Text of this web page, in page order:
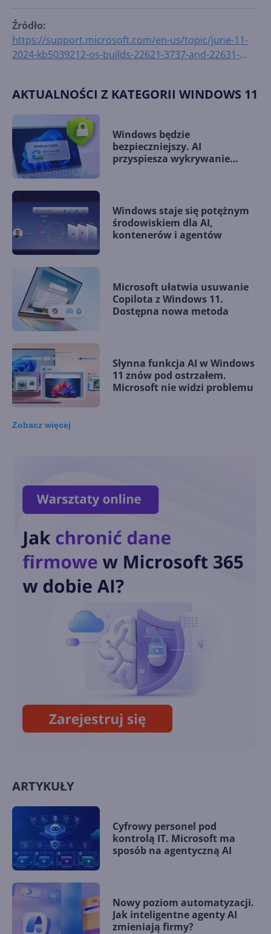
Źródło:
https://support.microsoft.com/en-us/topic/june-11-
2024-kb5039212-os-builds-22621-3737-and-22631-
AKTUALNOŚCI Z KATEGORII WINDOWS 11
Windows będzie
bezpieczniejszy. AI
przyspiesza wykrywanie
Windows staje się potężnym
środowiskiem dla AI,
kontenerów i agentów
Microsoft ułatwia usuwanie
Copilota z Windows 11.
Dostępna nowa metoda
Słynna funkcja AI w Windows
11 znów pod ostrzałem.
Microsoft nie widzi problemu
Windows 11 staje się
platformą dla AI i agentów.
Nowości na Ignite 2025
Recall - flagowa funkcja AI w
Windows 11 w końcu wydana
Zobacz więcej
ARTYKUŁY
Cyfrowy personel pod
kontrolą IT. Microsoft ma
sposób na agentyczną AI
Nowy poziom automatyzacji.
Jak inteligentne agenty AI
zmieniają firmy?